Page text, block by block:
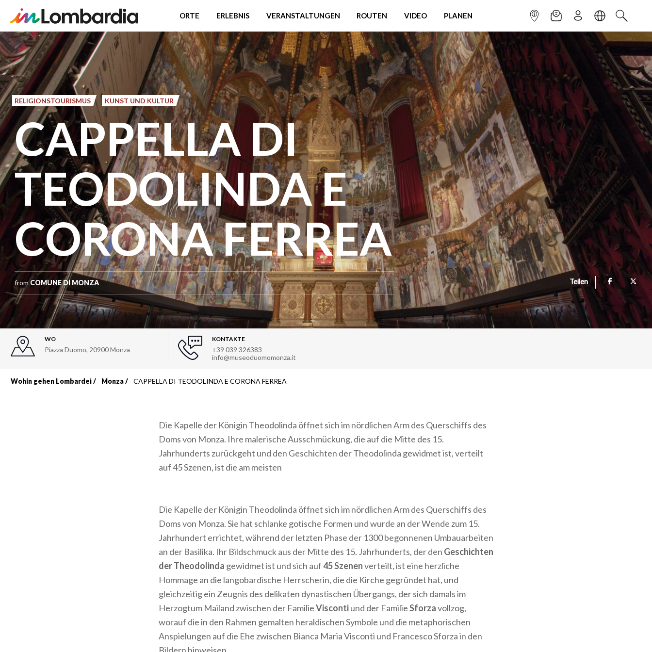
Direkt
zum
Inhalt
ORTE ERLEBNIS VERANSTALTUNGEN ROUTEN VIDEO PLANEN INFOPUNKTNEWSLETTER
ANMELDENSPRACHESUCHEN
RELIGIONSTOURISMUS KUNST UND KULTUR
CAPPELLA DI
TEODOLINDA E
CORONA FERREA
fromCOMUNE DI MONZA Teilen
WO
Piazza Duomo, 20900Monza
KONTAKTE
+39 039 326383
info@museoduomomonza.it
Breadcrumb
Wohin gehen Lombardei Monza CAPPELLA DI TEODOLINDA E CORONA FERREA
Die Kapelle der Königin Theodolinda öffnet sich im nördlichen Arm des Querschiffs des
Doms von Monza. Ihre malerische Ausschmückung, die auf die Mitte des 15.
Jahrhunderts zurückgeht und den Geschichten der Theodolinda gewidmet ist, verteilt
auf 45 Szenen, ist die am meisten
Die Kapelle der Königin Theodolinda öffnet sich im nördlichen Arm des Querschiffs des
Doms von Monza. Sie hat schlanke gotische Formen und wurde an der Wende zum 15.
Jahrhundert errichtet, während der letzten Phase der 1300 begonnenen Umbauarbeiten
an der Basilika. Ihr Bildschmuck aus der Mitte des 15. Jahrhunderts, der den Geschichten
der Theodolinda gewidmet ist und sich auf45 Szenenverteilt, ist eine herzliche
Hommage an die langobardische Herrscherin, die die Kirche gegründet hat, und
gleichzeitig ein Zeugnis des delikaten dynastischen Übergangs, der sich damals im
Herzogtum Mailand zwischen der FamilieViscontiund der FamilieSforzavollzog,
worauf die in den Rahmen gemalten heraldischen Symbole und die metaphorischen
Anspielungen auf die Ehe zwischen Bianca Maria Visconti und Francesco Sforza in den